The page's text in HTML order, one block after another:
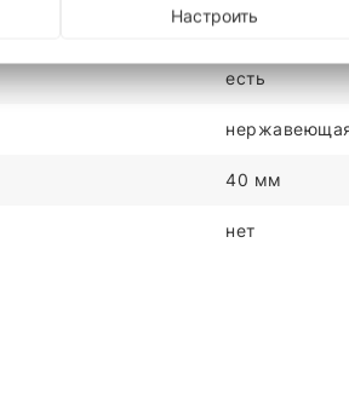
нет
есть
40 мм
нет
Настроить